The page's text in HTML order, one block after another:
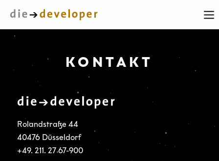
KONTAKT
Rolandstraße 44
40476 Düsseldorf
+49. 211. 27 67-900